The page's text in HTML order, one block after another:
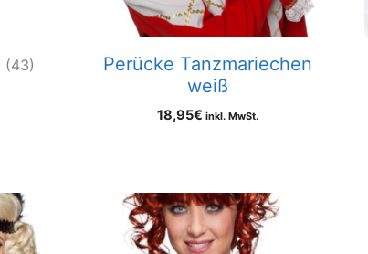
(43)
Perücke Tanzmariechen
weiß
18,95€ inkl. MwSt.